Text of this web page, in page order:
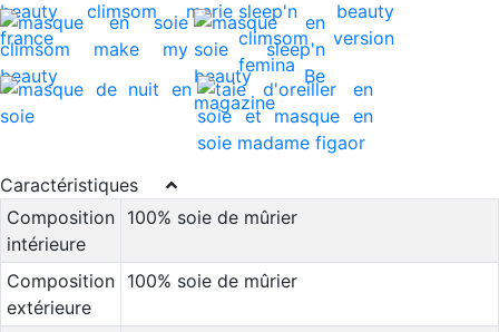
Caractéristiques
Composition
intérieure
100% soie de mûrier
Composition
extérieure
100% soie de mûrier